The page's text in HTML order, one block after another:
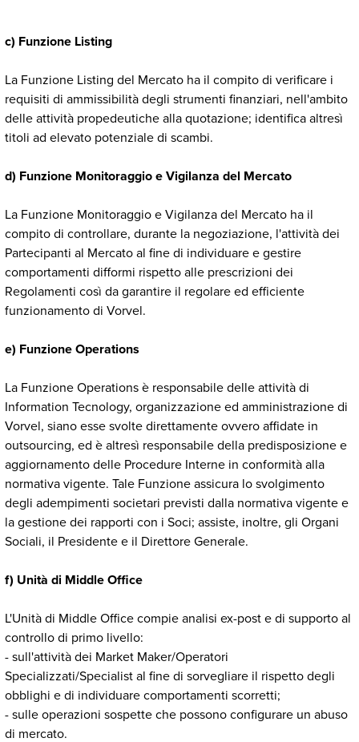
c) Funzione Listing
La Funzione Listing del Mercato ha il compito di verificare i
requisiti di ammissibilità degli strumenti finanziari, nell'ambito
delle attività propedeutiche alla quotazione; identifica altresì
titoli ad elevato potenziale di scambi.
d) Funzione Monitoraggio e Vigilanza del Mercato
La Funzione Monitoraggio e Vigilanza del Mercato ha il
compito di controllare, durante la negoziazione, l'attività dei
Partecipanti al Mercato al fine di individuare e gestire
comportamenti difformi rispetto alle prescrizioni dei
Regolamenti così da garantire il regolare ed efficiente
funzionamento di Vorvel.
e) Funzione Operations
La Funzione Operations è responsabile delle attività di
Information Tecnology, organizzazione ed amministrazione di
Vorvel, siano esse svolte direttamente ovvero affidate in
outsourcing, ed è altresì responsabile della predisposizione e
aggiornamento delle Procedure Interne in conformità alla
normativa vigente. Tale Funzione assicura lo svolgimento
degli adempimenti societari previsti dalla normativa vigente e
la gestione dei rapporti con i Soci; assiste, inoltre, gli Organi
Sociali, il Presidente e il Direttore Generale.
f) Unità di Middle Office
L'Unità di Middle Office compie analisi ex-post e di supporto al
controllo di primo livello:
- sull'attività dei Market Maker/Operatori
Specializzati/Specialist al fine di sorvegliare il rispetto degli
obblighi e di individuare comportamenti scorretti;
- sulle operazioni sospette che possono configurare un abuso
di mercato.